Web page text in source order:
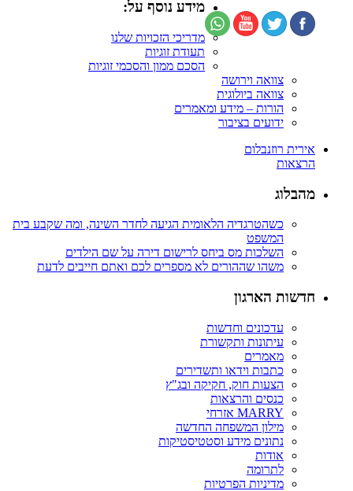
מידע נוסף על:
מדריכי הזכויות שלנו
תעודת זוגיות
הסכם ממון והסכמי זוגיות
צוואה וירושה
צוואה ביולוגית
הורות – מידע ומאמרים
ידועים בציבור
אירית רוזנבלום
הרצאות
מהבלוג
כשהטרגדיה הלאומית הגיעה לחדר השינה, ומה שקבע בית
המשפט
השלכות מס ביחס לרישום דירה על שם הילדים
משהו שההורים לא מספרים לכם ואתם חייבים לדעת
חדשות הארגון
עדכונים וחדשות
עיתונות ותקשורת
מאמרים
כתבות וידאו ותשדירים
הצעות חוק, חקיקה ובג"ץ
כנסים והרצאות
MARRY אזרחי
מילון המשפחה החדשה
נתונים מידע וסטטיסטיקות
אודות
לתרומה
מדיניות הפרטיות